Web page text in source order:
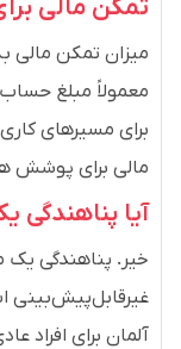
میزان تمکن مالی
برای مسیرهای
مالی برای پوشش
آیا
خیر. پناهندگی
غیرقابل‌پیش‌بینی
آلمان برای افراد